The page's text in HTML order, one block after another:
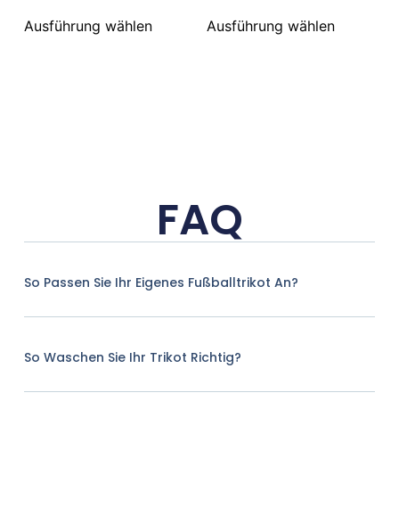
Ausführung wählen Ausführung wählen
FAQ
So Passen Sie Ihr Eigenes Fußballtrikot An?
So Waschen Sie Ihr Trikot Richtig?